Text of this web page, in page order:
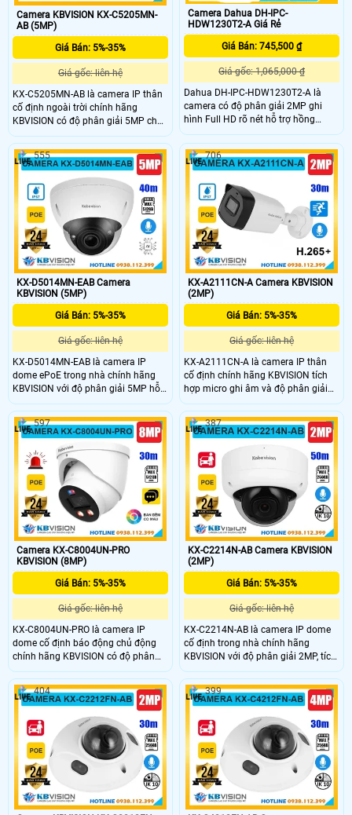
Camera KBVISION KX-C5205MN-
AB (5MP)
Giá Bán: 5%-35%
Giá gốc: liên hệ
KX-C5205MN-AB là camera IP thân
cố định ngoài trời chính hãng
KBVISION có độ phân giải 5MP cho
hình ảnh sắc nét và hồng ngoại ban
đêm lên đến 60m. Camera hỗ trợ
khe cắm thẻ nhớ 256GB công nghệ
phân biệt người và xe thông minh,
tích hợp POE giúp dễ dàng lắp đặt.
Với vỏ kim loại bền chắc đạt chuẩn
chống nước IP67, đây là lựa chọn
camera ngoài trời giá rẻ giám sát an
ninh hiệu quả.
Camera Dahua DH-IPC-
HDW1230T2-A Giá Rẻ
Giá Bán: 745,500 ₫
Giá gốc: 1,065,000 ₫
Dahua DH-IPC-HDW1230T2-A là
camera có độ phân giải 2MP ghi
hình Full HD rõ nét hỗ trợ hồng
ngoại 30m giúp quan sát ban đêm
chi tiết tích hợp mic thu âm tiện
theo dõi cả âm thanh cùng khả
năng xử lý DWDR chống ngược sáng
và 3DNR giảm nhiễu thích hợp lắp
đặt cho văn phòng gia đình cửa
hàng
KX-D5014MN-EAB Camera
KBVISION (5MP)
Giá Bán: 5%-35%
Giá gốc: liên hệ
KX-D5014MN-EAB là camera IP
dome ePoE trong nhà chính hãng
KBVISION với độ phân giải 5MP hỗ
trợ ghi âm và hồng ngoại ban đêm
lên đến 40m. Camera tích hợp khe
cắm thẻ nhớ lên đến 512GB, công
nghệ AI phát hiện thông minh,
chuẩn chống nước IP67 và chống
va đập IK10. Đây là lựa chọn
camera giá rẻ, chất lượng cao, phù
hợp lắp đặt trong nhiều không gian
giám sát an ninh hiệu quả.
555
KX-A2111CN-A Camera KBVISION
(2MP)
Giá Bán: 5%-35%
Giá gốc: liên hệ
KX-A2111CN-A là camera IP thân
cố định chính hãng KBVISION tích
hợp micro ghi âm và độ phân giải
2MP cho hình ảnh rõ nét. Camera
hỗ trợ hồng ngoại ban đêm lên đến
30m, tính năng phát hiện người, đạt
chuẩn chống nước IP67 và cấp
nguồn qua POE tiện lợi. Đây là lựa
chọn lắp đặt ngoài trời hiệu quả giá
rẻ, phù hợp cho mọi gia đình, cửa
hàng, hoặc văn phòng.
706
Camera KX-C8004UN-PRO
KBVISION (8MP)
Giá Bán: 5%-35%
Giá gốc: liên hệ
KX-C8004UN-PRO là camera IP
dome cố định báo động chủ động
chính hãng KBVISION có độ phân
giải 8MP sắc nét cùng khả năng
quan sát ban đêm Full Color với
tầm hồng ngoại lên đến 30m.
Camera hỗ trợ đàm thoại 2 chiều,
khe cắm thẻ nhớ lên đến 512GB,
chuẩn chống nước IP67 và tích hợp
POE tiện lợi. Đây là giải pháp an
ninh chất lượng cao với mức giá rẻ,
phù hợp cho gia đình và cửa hàng.
597
KX-C2214N-AB Camera KBVISION
(2MP)
Giá Bán: 5%-35%
Giá gốc: liên hệ
KX-C2214N-AB là camera IP dome
cố định trong nhà chính hãng
KBVISION với độ phân giải 2MP, tích
hợp hồng ngoại tầm nhìn xa ban
đêm lên đến 50m. Camera hỗ trợ
mic ghi âm, khe cắm thẻ nhớ tối đa
256GB, tính năng phân biệt người và
xe, chuẩn POE tiện lợi. Đây là lựa
chọn lý tưởng với mức giá rẻ, phù
hợp lắp đặt giám sát trong nhà.
387
404 399